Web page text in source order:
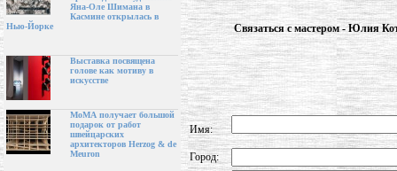
Яна-Оле Шимана в
Касмине открылась в
Нью-Йорке
Выставка посвящена
голове как мотиву в
искусстве
МоМА получает большой
подарок от работ
швейцарских
архитекторов Herzog & de
Meuron
Связаться с мастером - Юлия
Имя:
Город: